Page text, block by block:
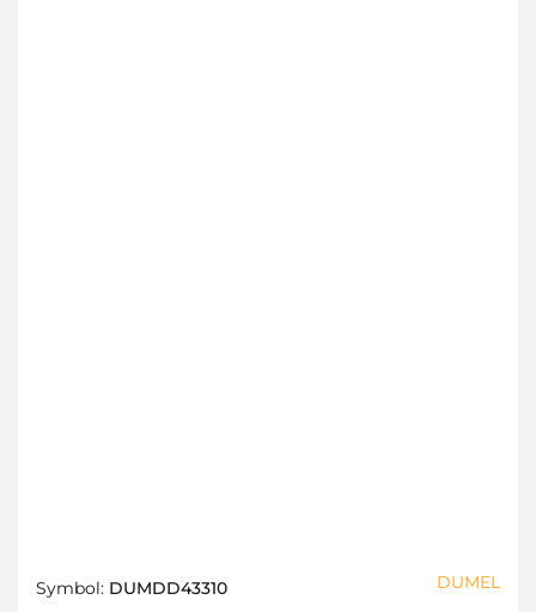
Symbol: DUMDD43310 DUMEL